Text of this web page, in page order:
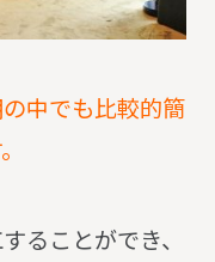
中でも比較的簡
ることができ、